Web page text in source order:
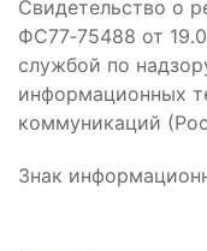
Свидетельство о
ФС77‑75488 от
службой по
информационных
коммуникаций
Знак